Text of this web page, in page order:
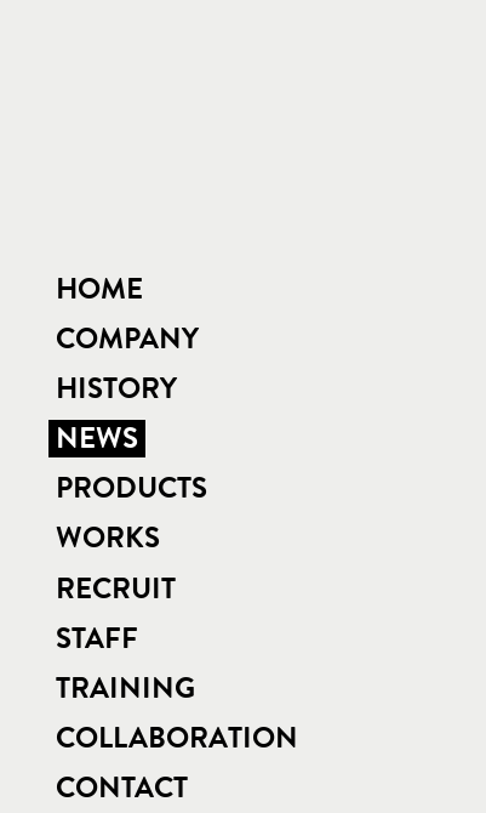
HOME
COMPANY
HISTORY
NEWS
PRODUCTS
WORKS
RECRUIT
STAFF
TRAINING
COLLABORATION
CONTACT